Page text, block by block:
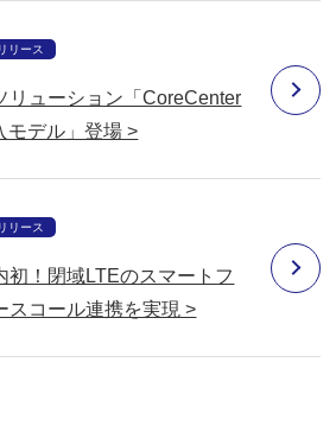
リース
ューション「CoreCenter
モデル」登場 >
リース
初！閉域LTEのスマートフ
スコール連携を実現 >